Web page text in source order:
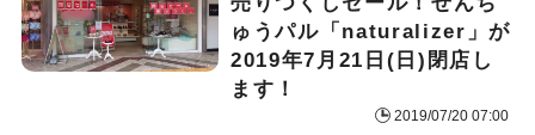
ゅうパル「naturalizer」が
2019年7月21日(日)閉店し
ます！
2019/07/20 07:00